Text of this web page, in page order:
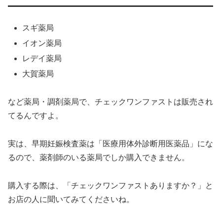
スギ薬局
イオン薬局
レデイ薬局
大賀薬局
など薬局・調剤薬局で、チェックワンファストは販売され
てるんですよ。
実は、早期妊娠検査薬は「医療用体外診断用医薬品」にな
るので、薬剤師のいる薬局でしか購入できません。
購入する際は、「チェックワンファストありますか？」と
お店の人に聞いてみてくださいね。